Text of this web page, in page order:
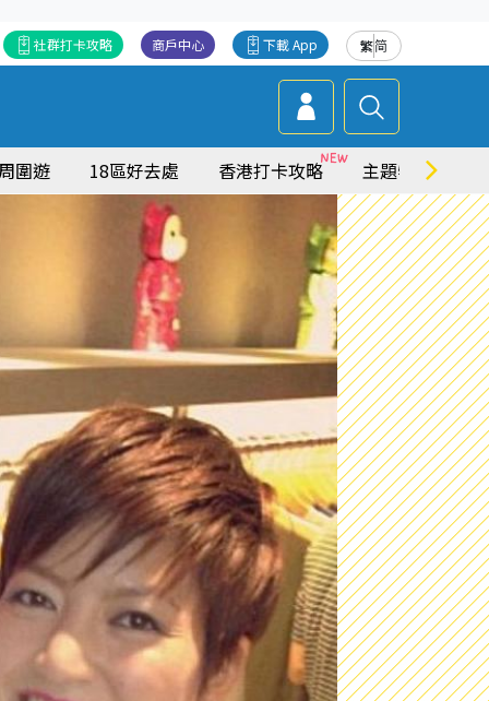
繁简
下載 App
商戶中心
社群打卡攻略
圍遊 18區好去處 香港打卡攻略 主題特集